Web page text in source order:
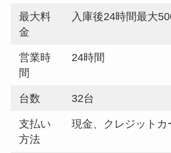
最大料
金
入庫後24時間最大
営業時
間
24時間
台数 32台
支払い
方法
現金、クレジットカ